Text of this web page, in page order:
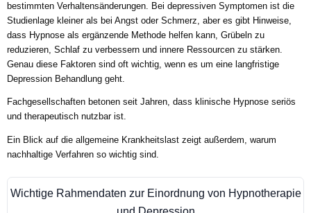
bestimmten Verhaltensänderungen. Bei depressiven Symptomen ist die
Studienlage kleiner als bei Angst oder Schmerz, aber es gibt Hinweise,
dass Hypnose als ergänzende Methode helfen kann, Grübeln zu
reduzieren, Schlaf zu verbessern und innere Ressourcen zu stärken.
Genau diese Faktoren sind oft wichtig, wenn es um eine langfristige
Depression Behandlung geht.
Fachgesellschaften betonen seit Jahren, dass klinische Hypnose seriös
und therapeutisch nutzbar ist.
Ein Blick auf die allgemeine Krankheitslast zeigt außerdem, warum
nachhaltige Verfahren so wichtig sind.
Wichtige Rahmendaten zur Einordnung von Hypnotherapie